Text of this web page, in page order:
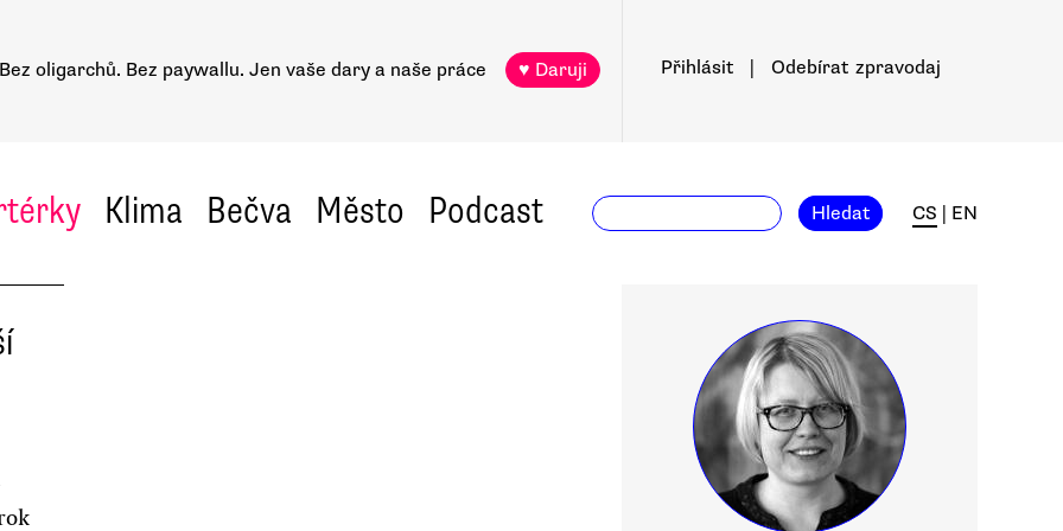
Bez oligarchů. Bez paywallu. Jen vaše dary a naše práce ♥ Daruji Přihlásit Odebírat zpravodaj
Klima Bečva Město Podcast Hledat CS EN